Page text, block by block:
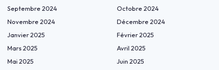
Septembre 2024
Octobre 2024
Novembre 2024
Décembre 2024
Janvier 2025
Février 2025
Mars 2025
Avril 2025
Mai 2025
Juin 2025